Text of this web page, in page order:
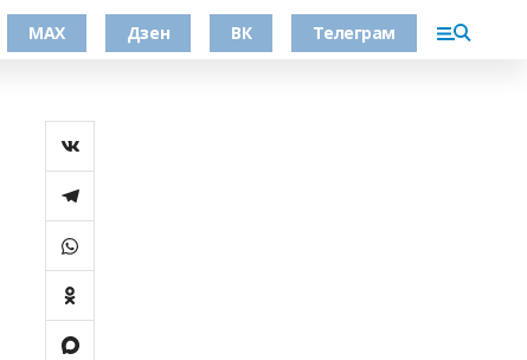
МАХ Дзен ВК Телеграм